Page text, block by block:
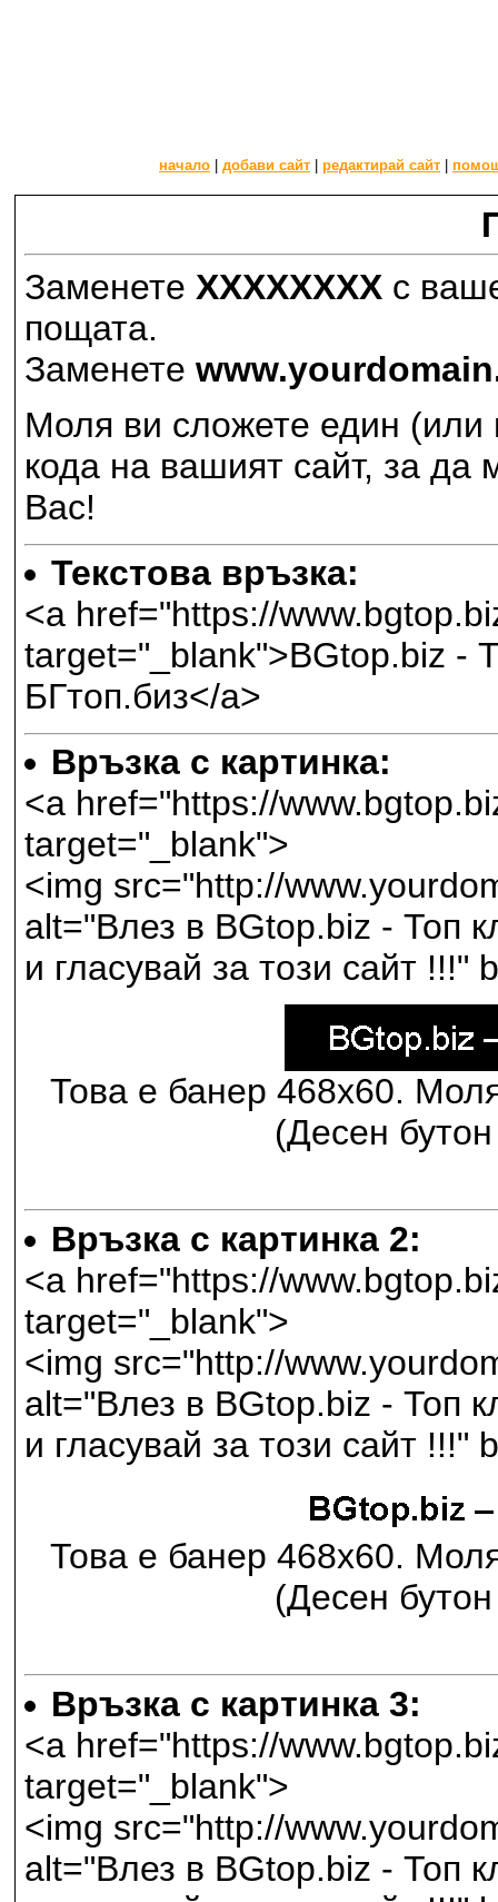
начало добави сайт редактирай сайт
Заменете XXXXXXXX с
пощата.
Заменете
Моля ви сложете един (или
кода на вашият сайт, за да
Вас!
Текстова връзка:
<a href="https://
target="_blank">BGtop.biz -
БГтоп.биз</a>
Връзка с картинка:
<a href="https://
target="_blank">
<img src="http://
alt="Влез в BGtop.biz - Топ
и гласувай за този сайт !!!"
Това е банер 468х60.
(Десен
Връзка с картинка 2:
<a href="https://
target="_blank">
<img src="http://
alt="Влез в BGtop.biz - Топ
и гласувай за този сайт !!!"
Това е банер 468х60.
(Десен
Връзка с картинка 3:
<a href="https://
target="_blank">
<img src="http://
alt="Влез в BGtop.biz - Топ